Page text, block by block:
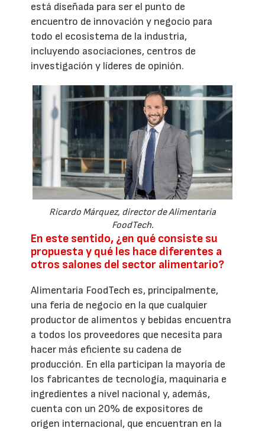
está diseñada para ser el punto de
encuentro de innovación y negocio para
todo el ecosistema de la industria,
incluyendo asociaciones, centros de
investigación y líderes de opinión.
Ricardo Márquez, director de Alimentaria
FoodTech.
En este sentido, ¿en qué consiste su
propuesta y qué les hace diferentes a
otros salones del sector alimentario?
Alimentaria FoodTech es, principalmente,
una feria de negocio en la que cualquier
productor de alimentos y bebidas encuentra
a todos los proveedores que necesita para
hacer más eficiente su cadena de
producción. En ella participan la mayoría de
los fabricantes de tecnología, maquinaria e
ingredientes a nivel nacional y, además,
cuenta con un 20% de expositores de
origen internacional, que encuentran en la